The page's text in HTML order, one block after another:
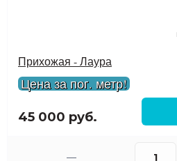
Прихожая - Лаура
Цена за пог. метр!
45 000 руб.